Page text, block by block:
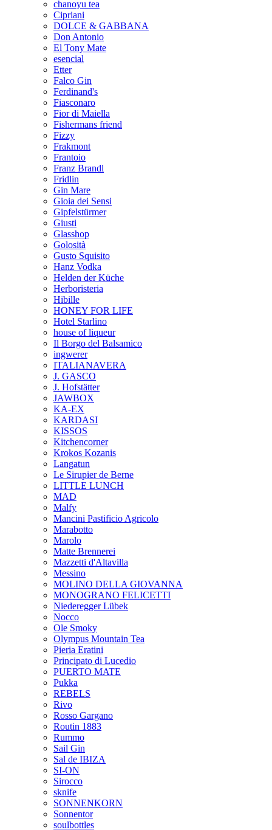
chanoyu tea
Cipriani
DOLCE & GABBANA
Don Antonio
El Tony Mate
esencial
Etter
Falco Gin
Ferdinand's
Fiasconaro
Fior di Maiella
Fishermans friend
Fizzy
Frakmont
Frantoio
Franz Brandl
Fridlin
Gin Mare
Gioia dei Sensi
Gipfelstürmer
Giusti
Glasshop
Golosità
Gusto Squisito
Hanz Vodka
Helden der Küche
Herboristeria
Hibille
HONEY FOR LIFE
Hotel Starlino
house of liqueur
Il Borgo del Balsamico
ingwerer
ITALIANAVERA
J. GASCO
J. Hofstätter
JAWBOX
KA-EX
KARDASI
KISSOS
Kitchencorner
Krokos Kozanis
Langatun
Le Sirupier de Berne
LITTLE LUNCH
MAD
Malfy
Mancini Pastificio Agricolo
Marabotto
Marolo
Matte Brennerei
Mazzetti d'Altavilla
Messino
MOLINO DELLA GIOVANNA
MONOGRANO FELICETTI
Niederegger Lübek
Nocco
Ole Smoky
Olympus Mountain Tea
Pieria Eratini
Principato di Lucedio
PUERTO MATE
Pukka
REBELS
Rivo
Rosso Gargano
Routin 1883
Rummo
Sail Gin
Sal de IBIZA
SI-ON
Sirocco
sknife
SONNENKORN
Sonnentor
soulbottles